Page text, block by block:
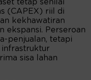
tetap senilai
(CAPEX) riil di
kekhawatiran
ekspansi. Perseroan
penjualan, tetapi
infrastruktur
sisa lahan